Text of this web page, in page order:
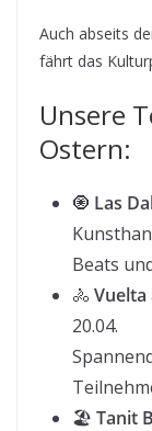
Auch abseits
fährt das
Unsere
Ostern:
🧿 Las
Beats
🚴 Vuelta
20.04.
🏖️ Tanit